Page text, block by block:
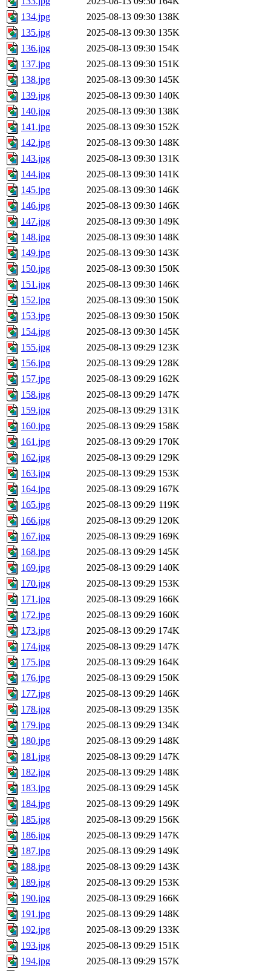
134.jpg
2025-08-13 09:30 138K
135.jpg
2025-08-13 09:30 135K
136.jpg
2025-08-13 09:30 154K
137.jpg
2025-08-13 09:30 151K
138.jpg
2025-08-13 09:30 145K
139.jpg
2025-08-13 09:30 140K
140.jpg
2025-08-13 09:30 138K
141.jpg
2025-08-13 09:30 152K
142.jpg
2025-08-13 09:30 148K
143.jpg
2025-08-13 09:30 131K
144.jpg
2025-08-13 09:30 141K
145.jpg
2025-08-13 09:30 146K
146.jpg
2025-08-13 09:30 146K
147.jpg
2025-08-13 09:30 149K
148.jpg
2025-08-13 09:30 148K
149.jpg
2025-08-13 09:30 143K
150.jpg
2025-08-13 09:30 150K
151.jpg
2025-08-13 09:30 146K
152.jpg
2025-08-13 09:30 150K
153.jpg
2025-08-13 09:30 150K
154.jpg
2025-08-13 09:30 145K
155.jpg
2025-08-13 09:29 123K
156.jpg
2025-08-13 09:29 128K
157.jpg
2025-08-13 09:29 162K
158.jpg
2025-08-13 09:29 147K
159.jpg
2025-08-13 09:29 131K
160.jpg
2025-08-13 09:29 158K
161.jpg
2025-08-13 09:29 170K
162.jpg
2025-08-13 09:29 129K
163.jpg
2025-08-13 09:29 153K
164.jpg
2025-08-13 09:29 167K
165.jpg
2025-08-13 09:29 119K
166.jpg
2025-08-13 09:29 120K
167.jpg
2025-08-13 09:29 169K
168.jpg
2025-08-13 09:29 145K
169.jpg
2025-08-13 09:29 140K
170.jpg
2025-08-13 09:29 153K
171.jpg
2025-08-13 09:29 166K
172.jpg
2025-08-13 09:29 160K
173.jpg
2025-08-13 09:29 174K
174.jpg
2025-08-13 09:29 147K
175.jpg
2025-08-13 09:29 164K
176.jpg
2025-08-13 09:29 150K
177.jpg
2025-08-13 09:29 146K
178.jpg
2025-08-13 09:29 135K
179.jpg
2025-08-13 09:29 134K
180.jpg
2025-08-13 09:29 148K
181.jpg
2025-08-13 09:29 147K
182.jpg
2025-08-13 09:29 148K
183.jpg
2025-08-13 09:29 145K
184.jpg
2025-08-13 09:29 149K
185.jpg
2025-08-13 09:29 156K
186.jpg
2025-08-13 09:29 147K
187.jpg
2025-08-13 09:29 149K
188.jpg
2025-08-13 09:29 143K
189.jpg
2025-08-13 09:29 153K
190.jpg
2025-08-13 09:29 166K
191.jpg
2025-08-13 09:29 148K
192.jpg
2025-08-13 09:29 133K
193.jpg
2025-08-13 09:29 151K
194.jpg
2025-08-13 09:29 157K